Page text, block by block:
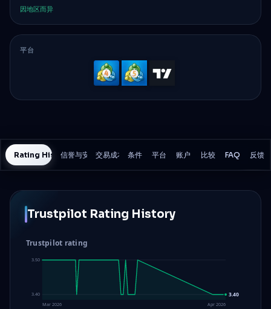
因地区而异
平台
MetaTrader
4
MetaTrader
Rating History信誉与安全交易成本 条件 平台 账户 比较 FAQ 反馈
Trustpilot Rating History
Trustpilot rating
3.50
3.40 3.40
Mar 2026 Apr 2026